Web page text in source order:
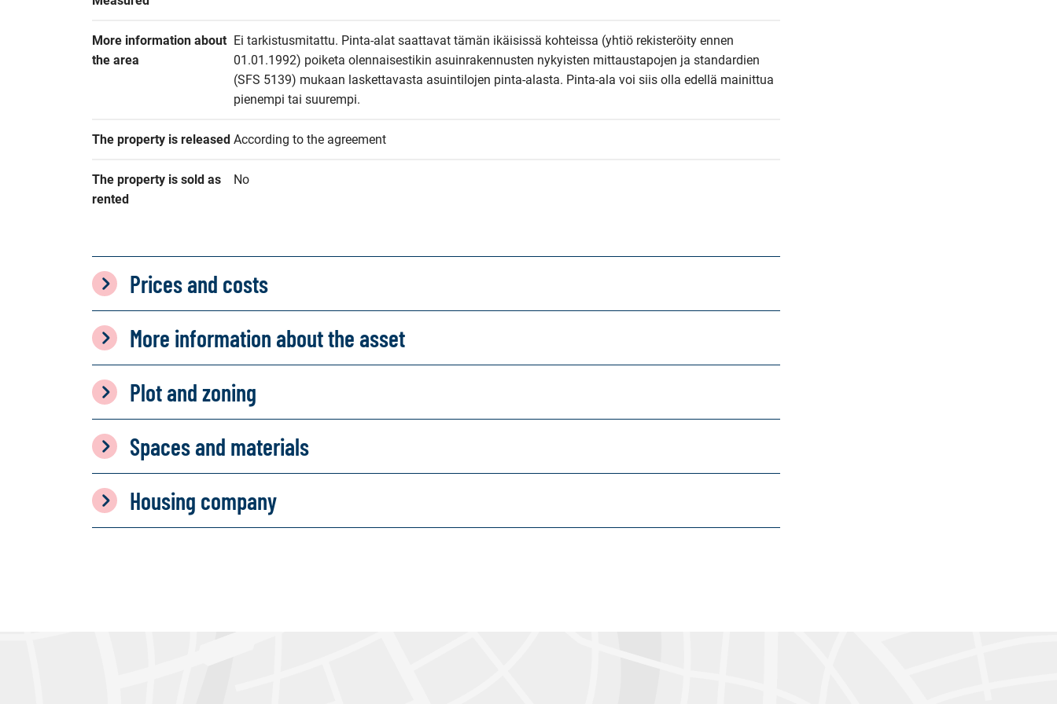
More information about
the area
Ei tarkistusmitattu. Pinta-alat saattavat tämän ikäisissä kohteissa (yhtiö rekisteröity ennen
01.01.1992) poiketa olennaisestikin asuinrakennusten nykyisten mittaustapojen ja standardien
(SFS 5139) mukaan laskettavasta asuintilojen pinta-alasta. Pinta-ala voi siis olla edellä mainittua
pienempi tai suurempi.
The property is released According to the agreement
The property is sold as
rented
No
Prices and costs
More information about the asset
Plot and zoning
Spaces and materials
Housing company